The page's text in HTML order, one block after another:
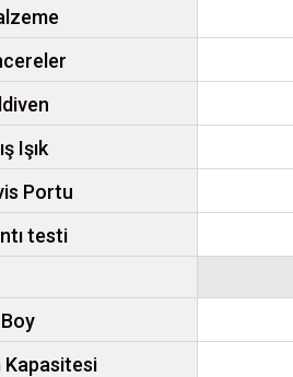
Işık
Portu
testi
Boy
Kapasitesi